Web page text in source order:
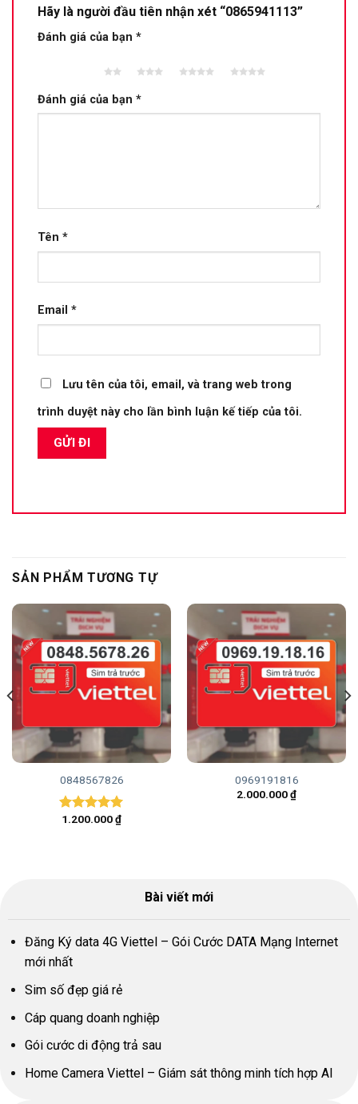
Hãy là người đầu tiên nhận xét “0865941113”
Đánh giá của bạn *
5 sao
sao
sao
sao
Đánh giá của bạn *
Tên *
Email *
Lưu tên của tôi, email, và trang web trong
trình duyệt này cho lần bình luận kế tiếp của tôi.
SẢN PHẨM TƯƠNG TỰ
0848567826
Được xếp
1.200.000₫
0969191816
2.000.000₫
Bài viết mới
Đăng Ký data 4G Viettel – Gói Cước DATA Mạng Internet
mới nhất
Sim số đẹp giá rẻ
Cáp quang doanh nghiệp
Gói cước di động trả sau
Home Camera Viettel – Giám sát thông minh tích hợp AI